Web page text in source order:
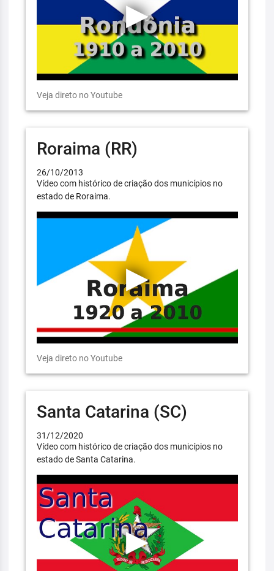
Veja direto no Youtube
Roraima (RR)
26/10/2013
Vídeo com histórico de criação dos municípios no
estado de Roraima.
Veja direto no Youtube
Santa Catarina (SC)
31/12/2020
Vídeo com histórico de criação dos municípios no
estado de Santa Catarina.